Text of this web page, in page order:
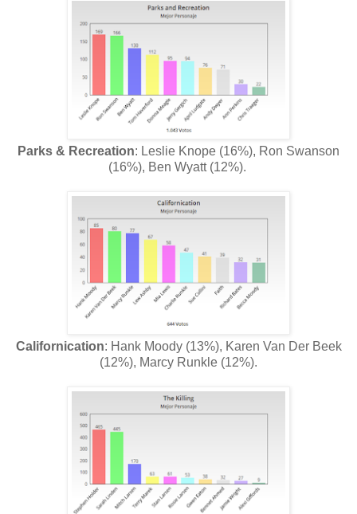
Parks & Recreation: Leslie Knope (16%), Ron Swanson
(16%), Ben Wyatt (12%).
Californication: Hank Moody (13%), Karen Van Der Beek
(12%), Marcy Runkle (12%).